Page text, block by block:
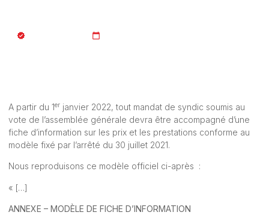
A partir du 1er janvier 2022, tout mandat de syndic soumis au
vote de l’assemblée générale devra être accompagné d’une
fiche d’information sur les prix et les prestations conforme au
modèle fixé par l’arrêté du 30 juillet 2021.
Nous reproduisons ce modèle officiel ci-après :
« […]
ANNEXE – MODÈLE DE FICHE D’INFORMATION